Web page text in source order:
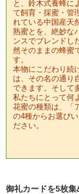
と、鈴木式養蜂に
て飼育・採蜜・管
れている中国産天
熟蜜とを、絶妙な
ンスでブレンドし
然そのままの蜂蜜
す。
本物にこだわり続
は、その名の通り
できます。そして
私たちにとって何
花蜜の種類は、「
の4種からお選び
ださい。
御礼カードを5枚